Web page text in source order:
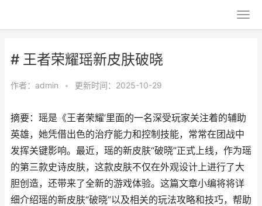
# 王者荣耀瑶新皮肤破晓
作者： admin • 更新时间：2025-10-29
摘要：瑶是《王者荣耀’里面的一名深受玩家关注着的辅助
英雄，她凭借出色的治疗能力和控制技能，常常在团战中
发挥关键影响。最近，瑶的新皮肤“破晓”正式上线，作为瑶
的第三款史诗皮肤，这款皮肤不仅在外观设计上进行了大
胆创造，还带来了全新的游戏体验。这篇文章小编将将详
细介绍瑶的新皮肤“破晓”以及相关的玩法攻略和技巧，帮助